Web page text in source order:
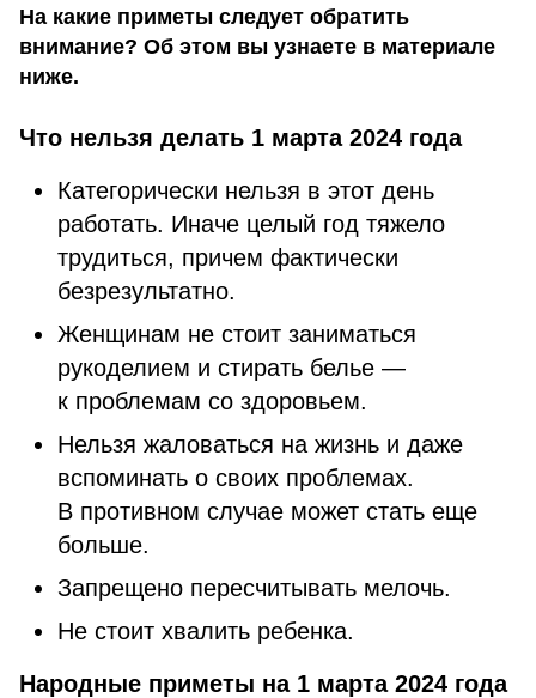
На какие приметы следует обратить
внимание? Об этом вы узнаете в материале
ниже.
Что нельзя делать 1 марта 2024 года
Категорически нельзя в этот день
работать. Иначе целый год тяжело
трудиться, причем фактически
безрезультатно.
Женщинам не стоит заниматься
рукоделием и стирать белье —
к проблемам со здоровьем.
Нельзя жаловаться на жизнь и даже
вспоминать о своих проблемах.
В противном случае может стать еще
больше.
Запрещено пересчитывать мелочь.
Не стоит хвалить ребенка.
Народные приметы на 1 марта 2024 года